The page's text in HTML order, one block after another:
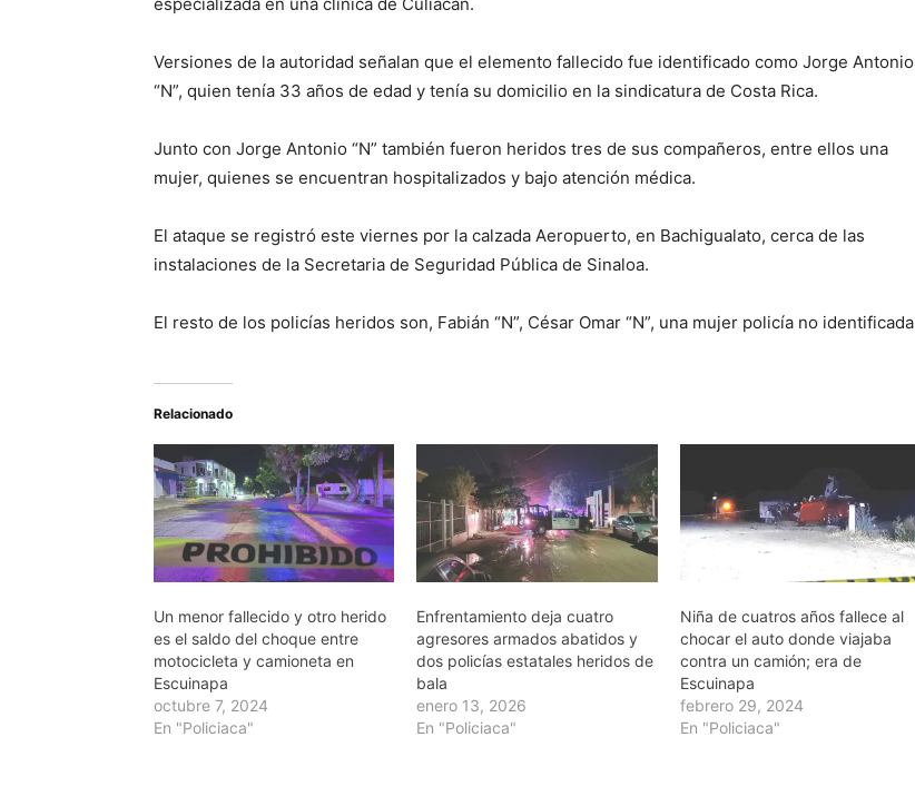
Versiones de la autoridad señalan que el elemento fallecido fue identificado como Jorge Antonio
“N”, quien tenía 33 años de edad y tenía su domicilio en la sindicatura de Costa Rica.
Junto con Jorge Antonio “N” también fueron heridos tres de sus compañeros, entre ellos una
mujer, quienes se encuentran hospitalizados y bajo atención médica.
El ataque se registró este viernes por la calzada Aeropuerto, en Bachigualato, cerca de las
instalaciones de la Secretaria de Seguridad Pública de Sinaloa.
El resto de los policías heridos son, Fabián “N”, César Omar “N”, una mujer policía no identificada
Relacionado
Un menor fallecido y otro herido
es el saldo del choque entre
motocicleta y camioneta en
Escuinapa
octubre 7, 2024
En "Policiaca"
Enfrentamiento deja cuatro
agresores armados abatidos y
dos policías estatales heridos de
bala
enero 13, 2026
En "Policiaca"
Niña de cuatros años fallece al
chocar el auto donde viajaba
contra un camión; era de
Escuinapa
febrero 29, 2024
En "Policiaca"